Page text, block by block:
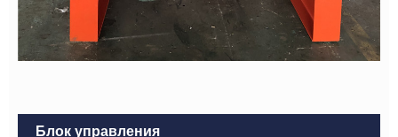
Блок управления